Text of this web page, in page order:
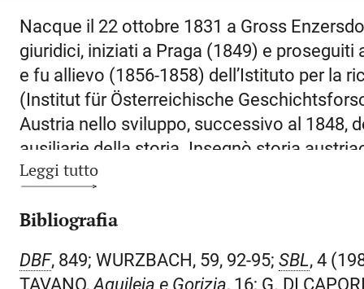
Nacque il 22 ottobre 1831 a Gross
giuridici, iniziati a Praga (1849) e proseguiti
e fu allievo (1856-1858) dell’Istituto per la
(Institut für Österreichische
Austria nello sviluppo, successivo al 1848,
ausiliarie della storia. Insegnò storia
sezione numismatica del Joanneum di
instancabile editore di fonti per la storia
museo tedesco di Norimberga (1867),
conservatore – come P.A. Bizzarro e F.
Leggi tutto
Bibliografia
DBF, 849; WURZBACH, 59, 92-95; SBL, 4
TAVANO,Aquileia e Gorizia, 16; G. DI